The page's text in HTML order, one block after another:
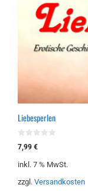
Liebesperlen
0
v
n
7,99 €
inkl. 7 % MwSt.
zzgl. Versandkosten